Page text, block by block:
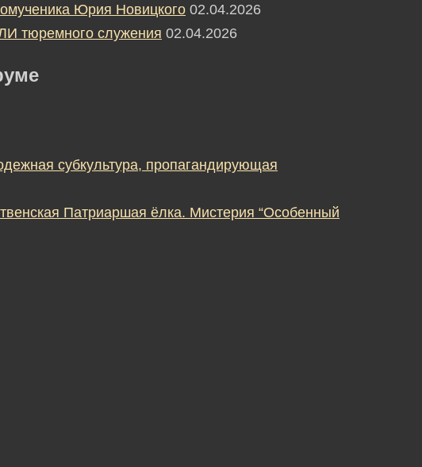
Юрия Новицкого 02.04.2026
тюремного служения 02.04.2026
субкультура, пропагандирующая
Патриаршая ёлка. Мистерия “Особенный